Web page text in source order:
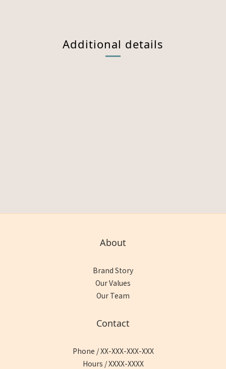
Additional details
About
Brand Story
Our Values
Our Team
Contact
Phone / XX-XXX-XXX-XXX
Hours / XXXX-XXXX